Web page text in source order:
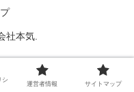
社本気.
シ
運営者情報 サイトマップ